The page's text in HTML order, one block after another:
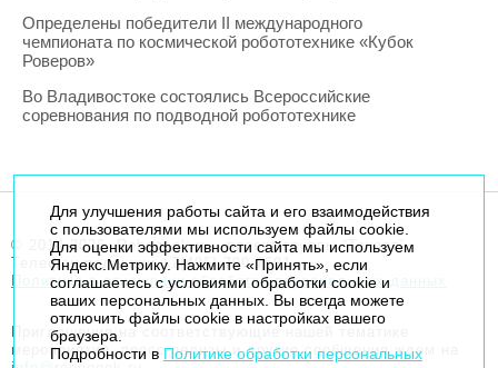
Определены победители II международного
чемпионата по космической робототехнике «Кубок
Роверов»
Во Владивостоке состоялись Всероссийские
соревнования по подводной робототехнике
© 2014-2026. Robogeek.ru - проект группы “Текарт”.
Телефон редакции+7(495) 790-7591
Политика в отношении обработки персональных данных
Приглашения на соответствующие нашей тематике
мероприятия, пресс-релизы и другие сообщения ждем на
Для улучшения работы сайта и его взаимодействия
с пользователями мы используем файлы cookie.
Для оценки эффективности сайта мы используем
Яндекс.Метрику. Нажмите «Принять», если
соглашаетесь с условиями обработки cookie и
ваших персональных данных. Вы всегда можете
отключить файлы cookie в настройках вашего
браузера.
Подробности в Политике обработки персональных